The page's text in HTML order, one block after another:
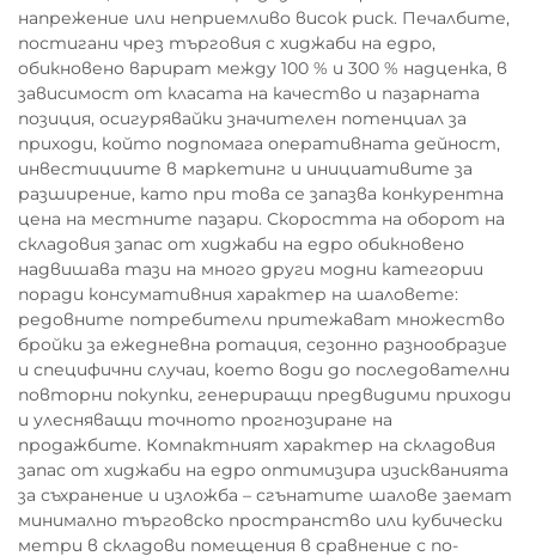
напрежение или неприемливо висок риск. Печалбите,
постигани чрез търговия с хиджаби на едро,
обикновено варират между 100 % и 300 % надценка, в
зависимост от класата на качество и пазарната
позиция, осигурявайки значителен потенциал за
приходи, който подпомага оперативната дейност,
инвестициите в маркетинг и инициативите за
разширение, като при това се запазва конкурентна
цена на местните пазари. Скоростта на оборот на
складовия запас от хиджаби на едро обикновено
надвишава тази на много други модни категории
поради консумативния характер на шаловете:
редовните потребители притежават множество
бройки за ежедневна ротация, сезонно разнообразие
и специфични случаи, което води до последователни
повторни покупки, генериращи предвидими приходи
и улесняващи точното прогнозиране на
продажбите. Компактният характер на складовия
запас от хиджаби на едро оптимизира изискванията
за съхранение и изложба – сгънатите шалове заемат
минимално търговско пространство или кубически
метри в складови помещения в сравнение с по-